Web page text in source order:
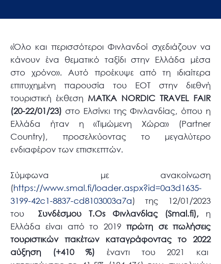
«Όλο και περισσότεροι Φινλανδοί σχεδιάζουν να
κάνουν ένα θεματικό ταξίδι στην Ελλάδα μέσα
στο χρόνο». Αυτό προέκυψε από τη ιδιαίτερα
επιτυχημένη παρουσία του ΕΟΤ στην διεθνή
τουριστική έκθεση MATKA NORDIC TRAVEL FAIR
(20-22/01/23) στο Ελσίνκι της Φινλανδίας, όπου η
Ελλάδα ήταν η «Τιμώμενη Χώρα» (Partner
Country), προσελκύοντας το μεγαλύτερο
ενδιαφέρον των επισκεπτών.
Σύμφωνα με ανακοίνωση
(https://www.smal.fi/loader.aspx?id=0a3d1635-
3199-42c1-8837-cd8103003a7a) της 12/01/2023
τουΣυνδέσμου Τ.Οs Φινλανδίας (Smal.fi), η
Ελλάδα είναι από το 2019πρώτη σε πωλήσεις
τουριστικών πακέτων καταγράφοντας το 2022
αύξηση (+410 %) έναντι του 2021 και